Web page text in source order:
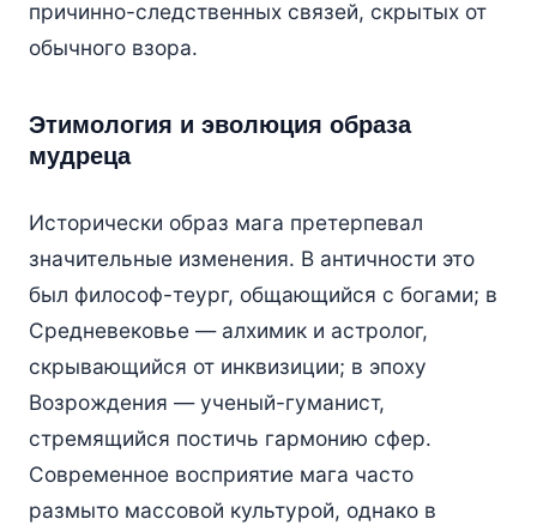
причинно-следственных связей, скрытых от
обычного взора.
Этимология и эволюция образа
мудреца
Исторически образ мага претерпевал
значительные изменения. В античности это
был философ-теург, общающийся с богами; в
Средневековье — алхимик и астролог,
скрывающийся от инквизиции; в эпоху
Возрождения — ученый-гуманист,
стремящийся постичь гармонию сфер.
Современное восприятие мага часто
размыто массовой культурой, однако в